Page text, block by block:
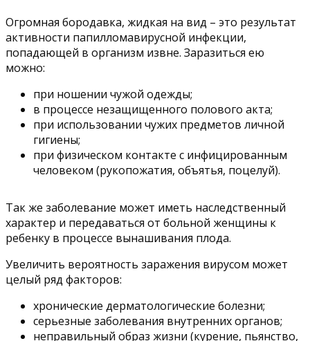
Огромная бородавка, жидкая на вид – это результат
активности папилломавирусной инфекции,
попадающей в организм извне. Заразиться ею
можно:
при ношении чужой одежды;
в процессе незащищенного полового акта;
при использовании чужих предметов личной
гигиены;
при физическом контакте с инфицированным
человеком (рукопожатия, объятья, поцелуй).
Так же заболевание может иметь наследственный
характер и передаваться от больной женщины к
ребенку в процессе вынашивания плода.
Увеличить вероятность заражения вирусом может
целый ряд факторов:
хронические дерматологические болезни;
серьезные заболевания внутренних органов;
неправильный образ жизни (курение, пьянство,